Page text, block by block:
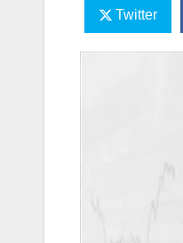
Twitter